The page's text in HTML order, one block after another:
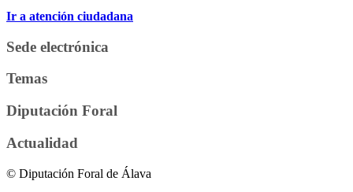
Ir a atención ciudadana
Sede electrónica
Temas
Diputación Foral
Actualidad
© Diputación Foral de Álava